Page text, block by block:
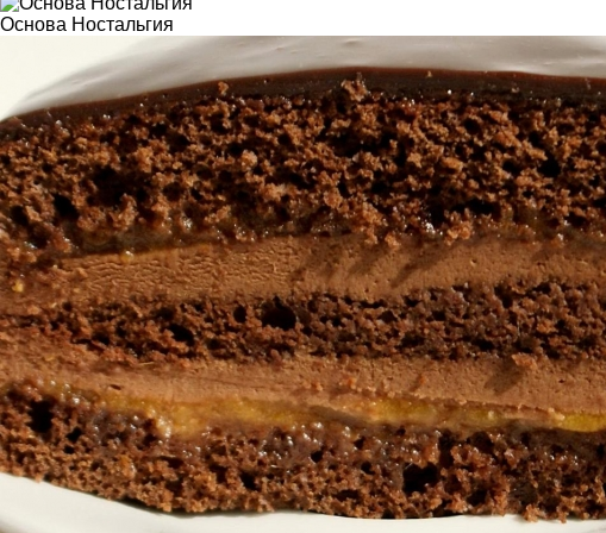
Основа Ностальгия